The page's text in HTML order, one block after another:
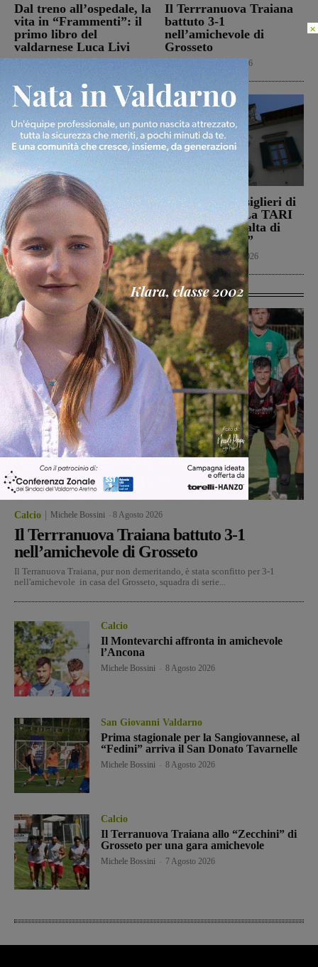
Dal treno all’ospedale, la
vita in “Frammenti”: il
primo libro del
valdarnese Luca Livi
Il Terrranuova Traiana
battuto 3-1
nell’amichevole di
Grosseto
8 Agosto 2026
Il Montevarchi affronta
in amichevole l’Ancona
Calcio 8 Agosto 2026
Reggello, i consiglieri di
opposizione: “La TARI
2026 resta più alta di
quella del 2022”
Politica 8 Agosto 2026
Ultime Calcio
Calcio Michele Bossini 8 Agosto 2026
Il Terrranuova Traiana battuto 3-1
nell’amichevole di Grosseto
Il Terranuova Traiana, pur non demeritando, è stata sconfitto per 3-1
nell'amichevole in casa del Grosseto, squadra di serie...
Calcio
Il Montevarchi affronta in amichevole
l’Ancona
Michele Bossini 8 Agosto 2026
San Giovanni Valdarno
Prima stagionale per la Sangiovannese, al
“Fedini” arriva il San Donato Tavarnelle
Michele Bossini 8 Agosto 2026
Calcio
Il Terranuova Traiana allo “Zecchini” di
Grosseto per una gara amichevole
Michele Bossini 7 Agosto 2026
×